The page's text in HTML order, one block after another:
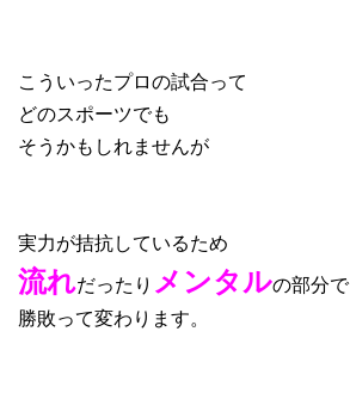
こういったプロの試合って
どのスポーツでも
そうかもしれませんが
実力が拮抗しているため
流れだったり メンタルの部分で
勝敗って変わります。